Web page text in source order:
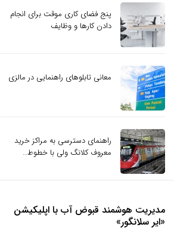
پنج فضای کاری موقت برای انجام
دادن کارها و وظایف
معانی تابلوهای راهنمایی در مالزی
راهنمای دسترسی به مراکز خرید
معروف کلانگ ولی با خطوط…
مدیریت هوشمند قبوض آب با اپلیکیشن
«ایر سلانگور»